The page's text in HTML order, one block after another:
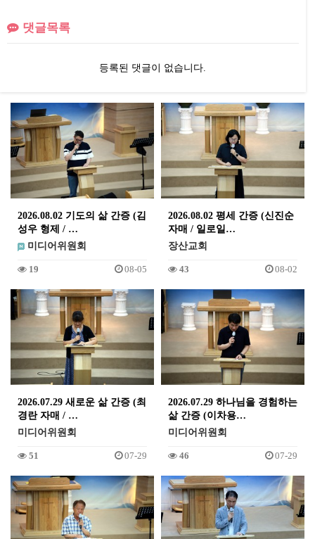
댓글목록
등록된 댓글이 없습니다.
2026.08.02 기도의 삶 간증 (김
성우 형제 / …
미디어위원회
19 08-05
2026.08.02 평세 간증 (신진순
자매 / 일로일…
장산교회
43 08-02
2026.07.29 새로운 삶 간증 (최
경란 자매 / …
미디어위원회
51 07-29
2026.07.29 하나님을 경험하는
삶 간증 (이차용…
미디어위원회
46 07-29